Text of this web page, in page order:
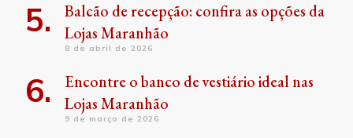
Balcão de recepção: confira as opções da
Lojas Maranhão
8 de abril de 2026
Encontre o banco de vestiário ideal nas
Lojas Maranhão
9 de março de 2026